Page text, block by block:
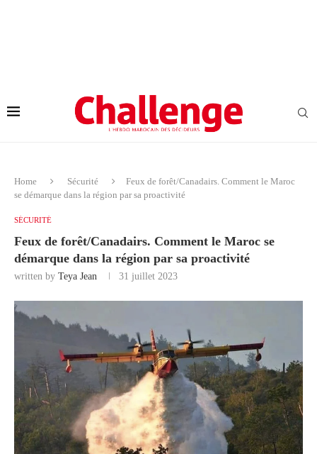
Home Sécurité
Feux de forêt/Canadairs. Comment le Maroc
se démarque dans la région par sa proactivité
SÉCURITÉ
Feux de forêt/Canadairs. Comment le Maroc se
démarque dans la région par sa proactivité
written by Teya Jean 31 juillet 2023